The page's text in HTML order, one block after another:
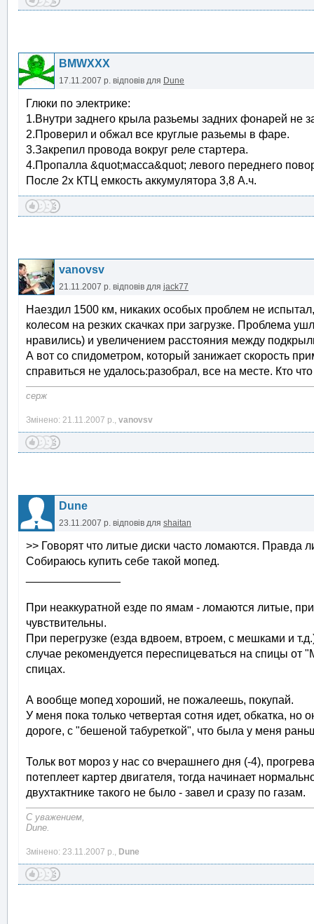
BMWXXX
17.11.2007 р. відповів для Dune
Глюки по электрике:
1.Внутри заднего крыла разьемы задних фонарей не
2.Проверил и обжал все круглые разьемы в фаре.
3.Закрепил провода вокруг реле стартера.
4.Пропалла &quot;масса&quot; левого переднего
После 2х КТЦ емкость аккумулятора 3,8 А.ч.
vanovsv
21.11.2007 р. відповів для jack77
Наездил 1500 км, никаких особых проблем не
колесом на резких скачках при загрузке. Проблема
нравились) и увеличением расстояния между
А вот со спидометром, который занижает скорость
справиться не удалось:разобрал, все на месте. Кто
серж
Змінено: 21.11.2007 р., vanovsv
Dune
23.11.2007 р. відповів для shaitan
>> Говорят что литые диски часто ломаются. Правда
Собираюсь купить себе такой мопед.
При неаккуратной езде по ямам - ломаются литые,
чувствительны.
При перегрузке (езда вдвоем, втроем, с мешками и
случае рекомендуется переспицеваться на спицы от
спицах.
А вообще мопед хороший, не пожалеешь, покупай.
У меня пока только четвертая сотня идет, обкатка,
дороге, с "бешеной табуреткой", что была у меня
Тольк вот мороз у нас со вчерашнего дня (-4),
потеплеет картер двигателя, тогда начинает
двухтактнике такого не было - завел и сразу по газам.
С уважением,
Dune.
Змінено: 23.11.2007 р., Dune